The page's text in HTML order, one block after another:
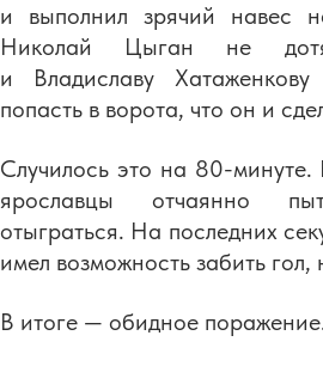
и выполнил зрячий навес
Николай Цыган не
и Владиславу Хатаженкову
попасть в ворота, что он и
Случилось это на 80-минуте.
ярославцы отчаянно
отыграться. На последних
имел возможность забить
В итоге — обидное